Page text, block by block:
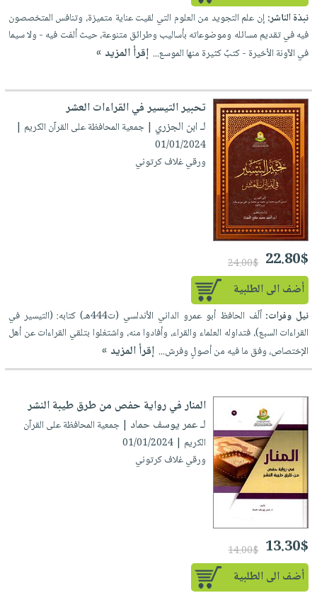
إختياراتنا
كتب
أكاديمية
القراءة
English
books
iKitab
بلا
حدود
يتكرر
طرحها
تحميل
iKitab
على
Android
تحميل
iKitab
على
Apple
أسئلة
يتكرر
طرحها
masmu3
على
Android
تحميل
masmu3
على
Apple
المواضيع
الأكثر
مبيعاً
تعليمية
صندوق
القراءة
جوائز
تعليمية
الصحة
الشخصية
جديد
الكل
أجهزة
العناية
الشخصية
العناية
وتصفيف
الشعر
العناية
بالجسم
العناية
بالأسنان
الحمية
المطبخ
والسفرة
جديد
الكل
أواني
الطهي
أدوات
الخبز
أدوات
المائدة
والتخزين
أدوات
المطبخ
متجر
الهدايا
أقسام
الأكثر
مبيعاً
العودة
اكسسوارات
كتب
اكسسوارات
منزلية
اكسسوارات
ملابس
حقائب
حلي
شحن
مجاني
بنود
مختارة
اشتراكات
كل
الاشتراكات
صندوق
القراءة
iKitab
بلا
حدود
بحث
متقدم
وفرات
عن
الشركة
حسابك
نبذة الناشر: إن علم التجويد من العلوم التي لقيت عناية متميزة، وتنافس المتخصصون
فيه في تقديم مسائله وموضوعاته بأساليب وطرائق متنوعة، حيث ألفت فيه - ولا سيما
في الآونة الأخيرة - كتبٌ كثيرة منها الموسع... إقرأ المزيد »
تحبير التيسير في القراءات العشر
لـ ابن الجزري | جمعية المحافظة على القرآن الكريم |
01/01/2024
ورقي غلاف كرتوني
22.80$
24.00$
أضف الى الطلبية
نيل وفرات:
ألّف الحافظ أبو عمرو الداني الأندلسي (ت444هـ) كتابه: (التيسير في
القراءات السبع)، فتداوله العلماء والقراء، وأفادوا منه، واشتغلوا بتلقي القراءات عن أهل
الإختصاص، وفق ما فيه من أصولٍ وفرش... إقرأ المزيد »
المنار في رواية حفص من طرق طيبة النشر
لـ عمر يوسف حماد | جمعية المحافظة على القرآن
الكريم | 01/01/2024
ورقي غلاف كرتوني
13.30$
14.00$
أضف الى الطلبية